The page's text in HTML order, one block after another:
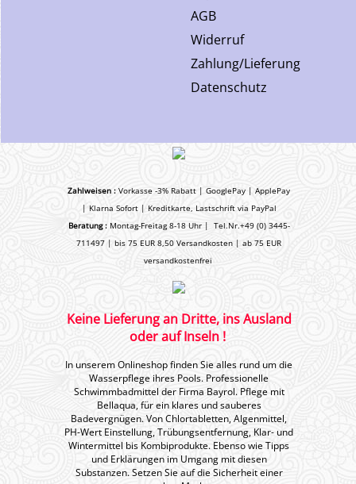
AGB
Widerruf
Zahlung/Lieferung
Datenschutz
Zahlweisen : Vorkasse -3% Rabatt | GooglePay | ApplePay
| Klarna Sofort | Kreditkarte, Lastschrift via PayPal
Beratung :Montag-Freitag 8-18 Uhr | Tel.Nr.+49 (0) 3445-
711497 | bis 75 EUR 8,50 Versandkosten | ab 75 EUR
versandkostenfrei
Keine Lieferung an Dritte, ins Ausland
oder auf Inseln !
In unserem Onlineshop finden Sie alles rund um die
Wasserpflege ihres Pools. Professionelle
Schwimmbadmittel der Firma Bayrol. Pflege mit
Bellaqua, für ein klares und sauberes
Badevergnügen. Von Chlortabletten, Algenmittel,
PH-Wert Einstellung, Trübungsentfernung, Klar- und
Wintermittel bis Kombiprodukte. Ebenso wie Tipps
und Erklärungen im Umgang mit diesen
Substanzen. Setzen Sie auf die Sicherheit einer